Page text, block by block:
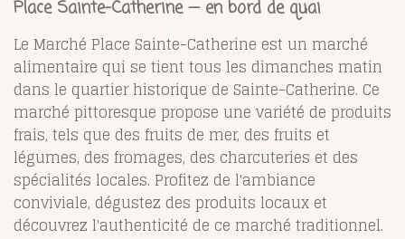
Place Sainte-Catherine — en bord de quai
Le Marché Place Sainte-Catherine est un marché
alimentaire qui se tient tous les dimanches matin
dans le quartier historique de Sainte-Catherine. Ce
marché pittoresque propose une variété de produits
frais, tels que des fruits de mer, des fruits et
légumes, des fromages, des charcuteries et des
spécialités locales. Profitez de l'ambiance
conviviale, dégustez des produits locaux et
découvrez l'authenticité de ce marché traditionnel.